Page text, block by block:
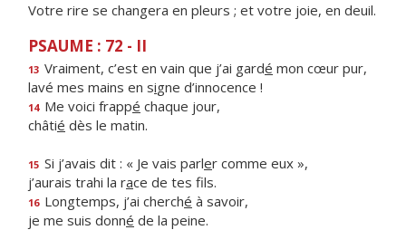
Votre rire se changera en pleurs ; et votre joie, en deuil.
PSAUME : 72 - II
13 Vraiment, c’est en vain que j’ai gardé mon cœur pur,
lavé mes mains en signe d’innocence !
14 Me voici frappé chaque jour,
châtié dès le matin.
15 Si j’avais dit : « Je vais parler comme eux »,
j’aurais trahi la race de tes fils.
16 Longtemps, j’ai cherché à savoir,
je me suis donné de la peine.